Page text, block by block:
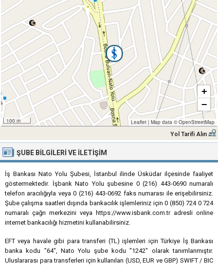
100 m
+
−
Leaflet | Map data ©OpenStreetMap
Yol Tarifi Alın
ŞUBE BILGILERI VE İLETIŞIM
İş Bankası Nato Yolu Şubesi, İstanbul ilinde Üsküdar ilçesinde faaliyet
göstermektedir. İşbank Nato Yolu şubesine 0 (216) 443-0690 numaralı
telefon aracılığıyla veya 0 (216) 443-0692 faks numarası ile erişebilirsiniz.
Şube çalışma saatleri dışında bankacılık işlemleriniz için 0 (850) 724 0 724
numaralı çağrı merkezini veya https://www.isbank.com.tr adresli online
internet bankacılığı hizmetini kullanabilirsiniz.
EFT veya havale gibi para transferi (TL) işlemleri için Türkiye İş Bankası
banka kodu "64", Nato Yolu şube kodu "1242" olarak tanımlanmıştır.
Uluslararası para transferleri için kullanılan (USD, EUR ve GBP) SWIFT / BIC